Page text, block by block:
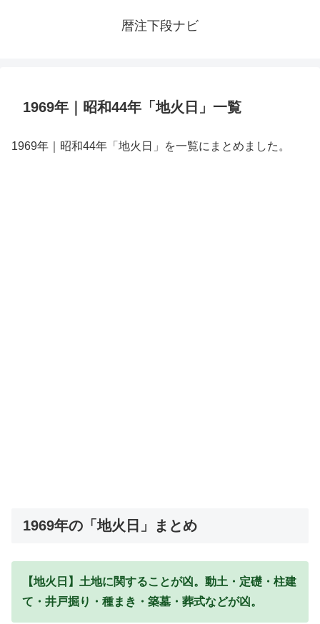
暦注下段ナビ
1969年｜昭和44年「地火日」一覧
1969年｜昭和44年「地火日」を一覧にまとめました。
1969年の「地火日」まとめ
【地火日】土地に関することが凶。動土・定礎・柱建
て・井戸掘り・種まき・築墓・葬式などが凶。